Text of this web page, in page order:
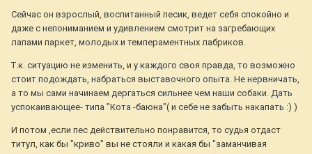
Сейчас он взрослый, воспитанный песик, ведет себя спокойно и
даже с непониманием и удивлением смотрит на загребающих
лапами паркет, молодых и темпераментных лабриков.
Т.к. ситуацию не изменить, и у каждого своя правда, то возможно
стоит подождать, набраться выставочного опыта. Не нервничать,
а то мы сами начинаем дергаться сильнее чем наши собаки. Дать
успокаивающее- типа "Кота -баюна"( и себе не забыть накапать :) )
И потом ,если пес действительно понравится, то судья отдаст
титул, как бы "криво" вы не стояли и какая бы "заманчивая